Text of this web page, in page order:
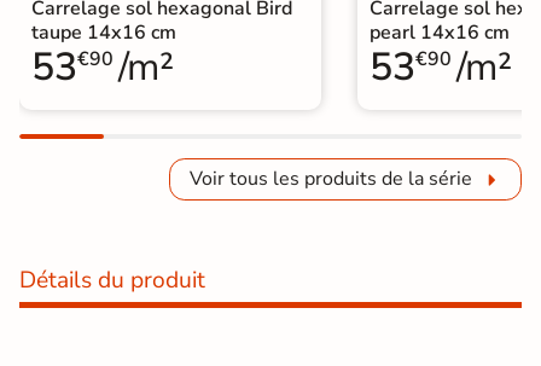
Carrelage sol hexagonal Bird
taupe 14x16 cm
53€90 /m²
Carrelage sol
pearl 14x16 cm
53€90 /m²
Voir tous les produits de la série
Détails du produit